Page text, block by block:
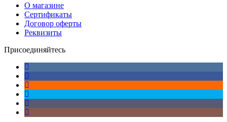
О магазине
Сертификаты
Договор оферты
Реквизиты
Присоединяйтесь